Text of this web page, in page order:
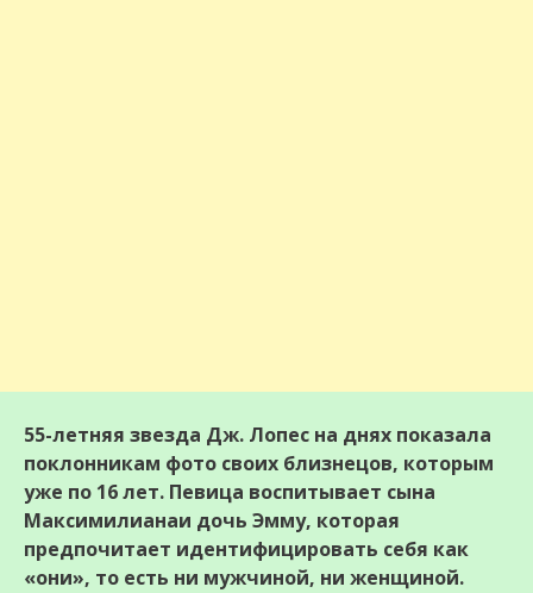
55-летняя звезда Дж. Лопес на днях показала
поклонникам фото своих близнецов, которым
уже по 16 лет. Певица воспитывает сына
Максимилианаи дочь Эмму, которая
предпочитает идентифицировать себя как
«они», то есть ни мужчиной, ни женщиной.